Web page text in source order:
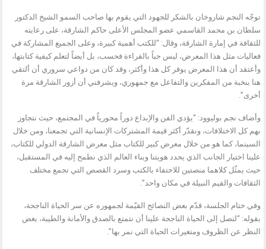
توجّه النجم شاروخان بالشكر للجهود التي يقوم بها صاحب السمو الشيخ الدكتور
سلطان بن محمد القاسمي عضو المجلس الأعلى حاكم الشارقة، على رعايته
للثقافة في إمارة الشارقة، وقال: “للكتب أهمية كبيرة، وعلى الجميع المشاركة في
فعاليات مثل هذا المعرض، ليس حباً بالقراءة فحسب، بل أيضاً لتعلم كيفية كتابتها،
وأعتقد أن هذا المعرض يوفر كل هذا وأكثر، وقد كان من دواعي سروري أن ألتقي
هنا بنخبة من المفكرين والتفاعل مع جمهوري، ويشرفني أن أزور الشارقة مرة
أخرى”.
وأضاف نجم بوليوود: “يؤدي الفن والإبداع دوراً محورياً في المجتمع، حيث نتجاوز
بهم كل الاختلافات، ونقدّر أكثر قيمة المشتركات الإنسانية التي تجمعنا، ومن خلال
السينما، كما هو من خلال معرض كبير للكتاب مثل معرض الشارقة الدولي للكتاب،
علينا اختيار الجانب الذي يحدد هويتنا وبناء العالم الذي نطمح إليه في المستقبل،
حيث يمثّل كلاهما منصتين للاحتفاء بالكتب وسرد القصص التي تجمع مختلف
الثقافات والقيم النبيلة في مكان واحد”.
وفي ختام الجلسة، قدّم بعض النصائح القيّمة لجمهوره عن سر الحياة الناجحة،
بقوله: “لنصل إلى الحياة الناجحة علينا أن نتمتع بالصدق والأمانة والطيبة، بغض
النظر عن الظروف ومتغيرات الحياة التي نمر بها”.